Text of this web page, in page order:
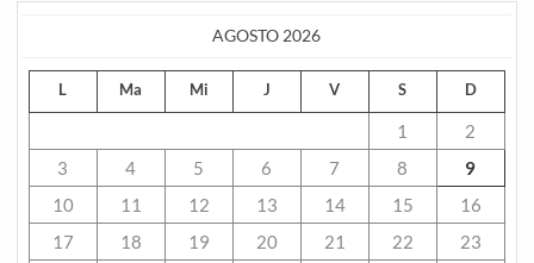
AGOSTO 2026
L Ma Mi J V S D
1
2
3
4 5 6 7 8
9
10
11 12 13 14 15
16
17
18 19 20 21 22
23